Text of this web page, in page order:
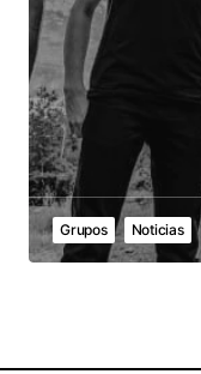
Grupos Noticias